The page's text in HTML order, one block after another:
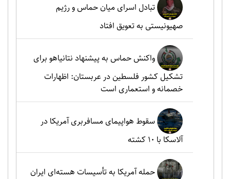
تبادل اسرای میان حماس و رژیم
صهیونیستی به تعویق افتاد
واکنش حماس به پیشنهاد نتانیاهو برای
تشکیل کشور فلسطین در عربستان: اظهارات
خصمانه و استعماری است
سقوط هواپیمای مسافربری آمریکا در
آلاسکا با ۱۰ کشته
حمله آمریکا به تأسیسات هسته‌ای ایران